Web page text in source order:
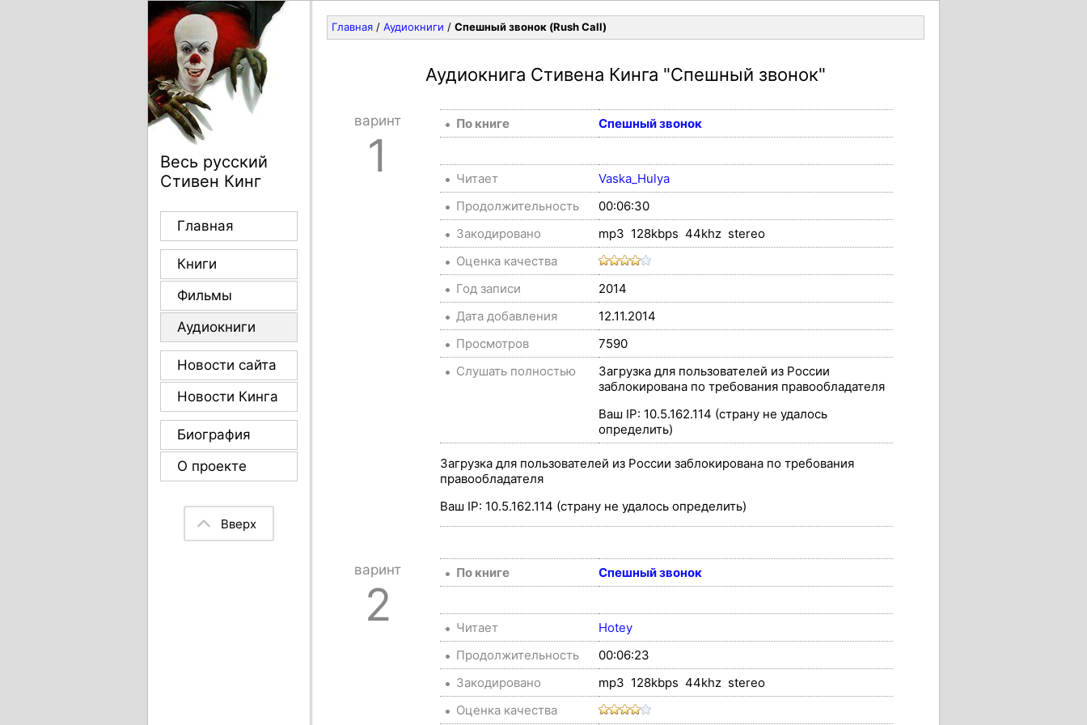
Весь русский
Стивен Кинг
Главная
Книги
Фильмы
Аудиокниги
Новости сайта
Новости Кинга
Биография
О проекте
Вверх
Главная / Аудиокниги / Спешный звонок (Rush Call)
Аудиокнига Стивена Кинга "Спешный звонок"
варинт
1
По книге Спешный звонок
Читает
Vaska_Hulya
Продолжительность
00:06:30
Закодировано
mp3 128kbps 44khz stereo
Оценка качества
Год записи
2014
Дата добавления
12.11.2014
Просмотров
7590
Слушать полностью
Загрузка для пользователей из России
заблокирована по требования правообладателя
Ваш IP: 10.5.162.114 (страну не удалось
определить)
Загрузка для пользователей из России заблокирована по требования
правообладателя
Ваш IP: 10.5.162.114 (страну не удалось определить)
варинт
2
По книге Спешный звонок
Читает
Hotey
Продолжительность
00:06:23
Закодировано
mp3 128kbps 44khz stereo
Оценка качества